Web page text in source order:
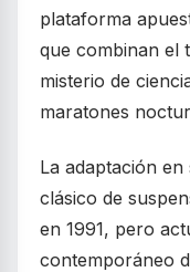
plataforma
que combinan el
misterio de
maratones
La adaptación en
clásico de
en 1991, pero
contemporáneo